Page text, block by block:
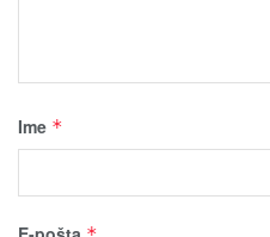
Ime *